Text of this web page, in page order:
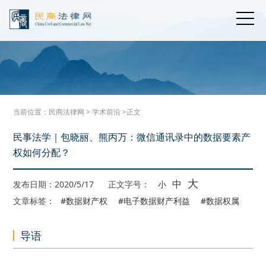
当前位置： 民商法律网 >学术前沿>正文
民事法学｜包晓丽、熊丙万：微信通讯录中的数据要素产
权如何分配？
发布日期：2020/5/17 正文字号： 小 中 大
文章标签： #数据财产权 #电子数据财产利益 #数据权属
导语